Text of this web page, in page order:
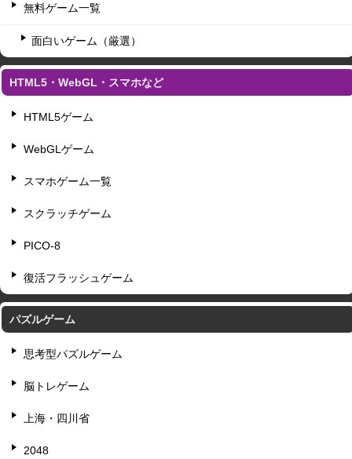
無料ゲーム一覧
面白いゲーム（厳選）
HTML5・WebGL・スマホなど
HTML5ゲーム
WebGLゲーム
スマホゲーム一覧
スクラッチゲーム
PICO-8
復活フラッシュゲーム
パズルゲーム
思考型パズルゲーム
脳トレゲーム
上海・四川省
2048